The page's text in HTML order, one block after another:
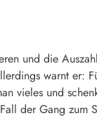
und die
warnt er:
vieles und
der Gang zum